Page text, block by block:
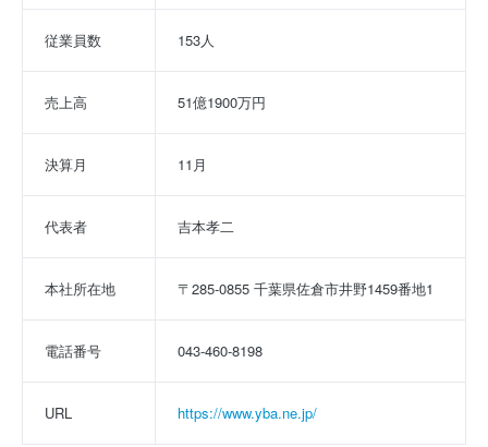
従業員数 153人
売上高 51億1900万円
決算月 11月
代表者 吉本孝二
本社所在地 〒285-0855 千葉県佐倉市井野1459番地1
電話番号 043-460-8198
URL https://www.yba.ne.jp/